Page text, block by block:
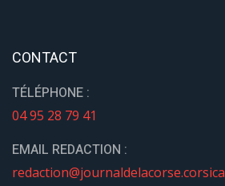
CONTACT
TÉLÉPHONE :
04 95 28 79 41
EMAIL REDACTION :
redaction@journaldelacorse.corsica